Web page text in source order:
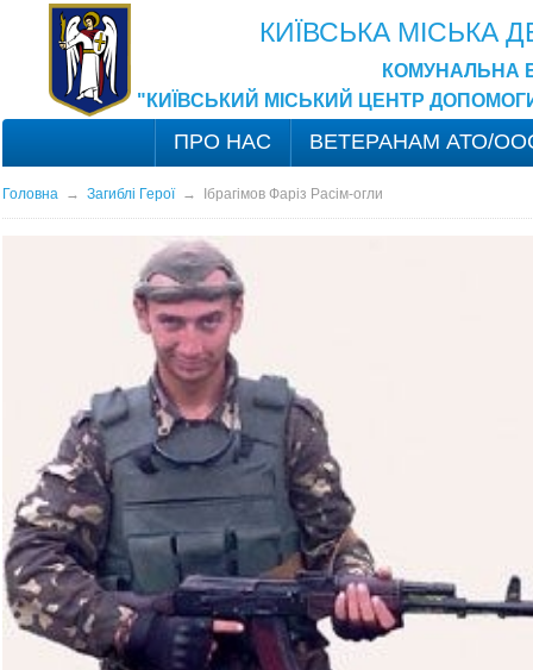
КИЇВСЬКА МІСЬКА
КОМУНАЛЬНА
"КИЇВСЬКИЙ МІСЬКИЙ ЦЕНТР
ПРО НАС ВЕТЕРАНАМ АТО/
Головна→ Загиблі Герої→ Ібрагімов Фаріз Расім-огли